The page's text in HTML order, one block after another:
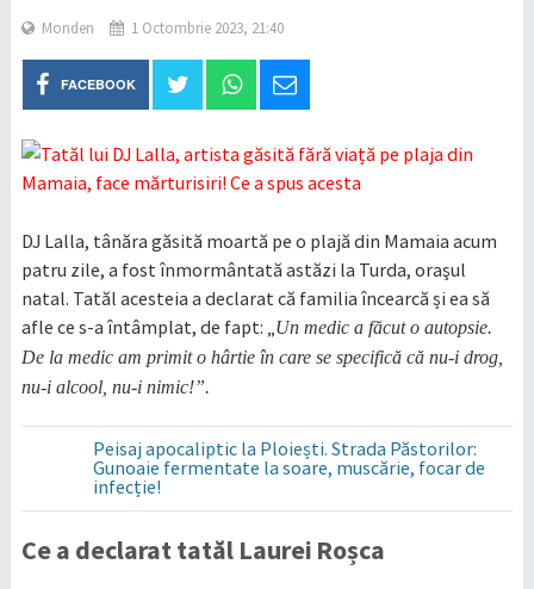
Monden 1 Octombrie 2023, 21:40
FACEBOOK
DJ Lalla, tânăra găsită moartă pe o plajă din Mamaia acum
patru zile, a fost înmormântată astăzi la Turda, oraşul
natal. Tatăl acesteia a declarat că familia încearcă și ea să
afle ce s-a întâmplat, de fapt: „
Un medic a făcut o autopsie.
De la medic am primit o hârtie în care se specifică că nu-i drog,
nu-i alcool, nu-i nimic!”.
Peisaj apocaliptic la Ploiești. Strada Păstorilor:
Gunoaie fermentate la soare, muscărie, focar de
infecție!
Ce a declarat tatăl Laurei Roșca